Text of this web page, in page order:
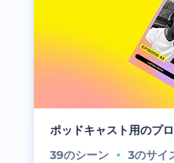
ポッドキャスト用のプ
39のシーン 3のサイ